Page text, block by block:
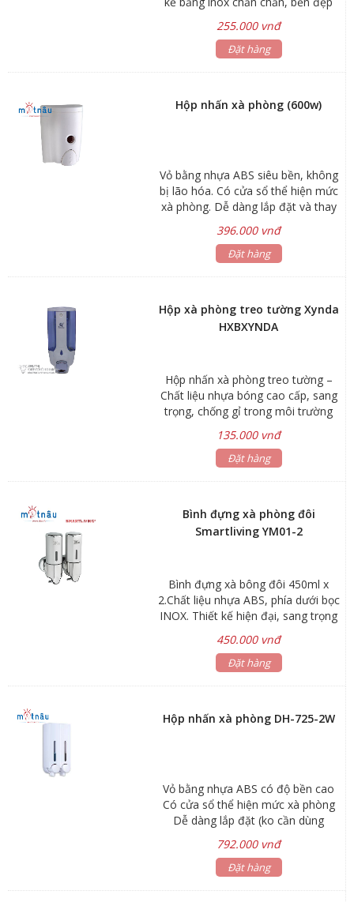
cho những nơi công cộng. được
kiểm soát xà phòng mỗi lần nhấn
255.000 vnđ
Đặt hàng
Hộp nhấn xà phòng (600w)
Vỏ bằng nhựa ABS siêu bền, không
bị lão hóa. Có cửa sổ thể hiện mức
xà phòng. Dễ dàng lắp đặt và thay
thể tháo rời để vệ sinh. Nút nhấn
thủy lực cho lượng xà phòng chính
đại. Kích Thước : 85x110x143. Dung
tích : 500ml. Nhấn 1 lần được 1.8ml.
396.000 vnđ
Đặt hàng
Hộp xà phòng treo tường Xynda
HXBXYNDA
Hộp nhấn xà phòng treo tường –
Chất liệu nhựa bóng cao cấp, sang
trọng, chống gỉ trong môi trường
khi sắp hết dung dịch nước rửa tay.
Chất liệu: nhựa cao cấp. Dung tích:
135.000 vnđ
Đặt hàng
Bình đựng xà phòng đôi
Smartliving YM01-2
Bình đựng xà bông đôi 450ml x
2.Chất liệu nhựa ABS, phía dưới bọc
INOX. Thiết kế hiện đại, sang trọng
450.000 vnđ
Đặt hàng
Hộp nhấn xà phòng DH-725-2W
Vỏ bằng nhựa ABS có độ bền cao
Có cửa sổ thể hiện mức xà phòng
Dễ dàng lắp đặt (ko cần dùng
và nút nhấn có thể tháo rời để vệ
sinh Nút nhấn thủy lực cho lượng xà
792.000 vnđ
Đặt hàng